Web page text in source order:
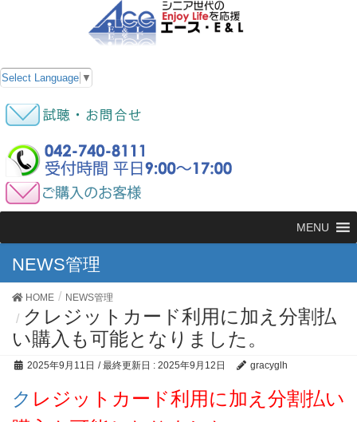
Select Language ▼
MENU
NEWS管理
HOME NEWS管理
クレジットカード利用に加え分割払
い購入も可能となりました。
2025年9月11日 / 最終更新日 : 2025年9月12日 gracyglh
クレジットカード利用に加え分割払い